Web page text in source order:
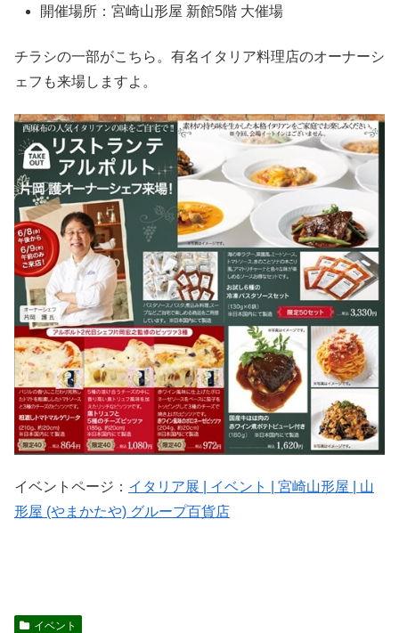
開催場所：宮崎山形屋 新館5階 大催場
チラシの一部がこちら。有名イタリア料理店のオーナーシ
ェフも来場しますよ。
イベントページ： イタリア展 | イベント | 宮崎山形屋 | 山
形屋 (やまかたや) グループ百貨店
イベント